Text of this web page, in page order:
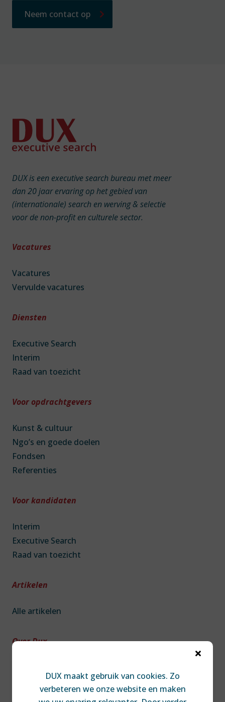
Neem contact op
DUX is een executive search bureau met meer
dan 20 jaar ervaring op het gebied van
(internationale) search en werving & selectie
voor de non-profit en culturele sector.
Vacatures
Vacatures
Vervulde vacatures
Diensten
Executive Search
Interim
Raad van toezicht
Voor opdrachtgevers
Kunst & cultuur
Ngo’s en goede doelen
Fondsen
Referenties
Voor kandidaten
Interim
Executive Search
Raad van toezicht
Artikelen
Alle artikelen
Over Dux
Contact

DUX maakt gebruik van cookies. Zo
verbeteren we onze website en maken